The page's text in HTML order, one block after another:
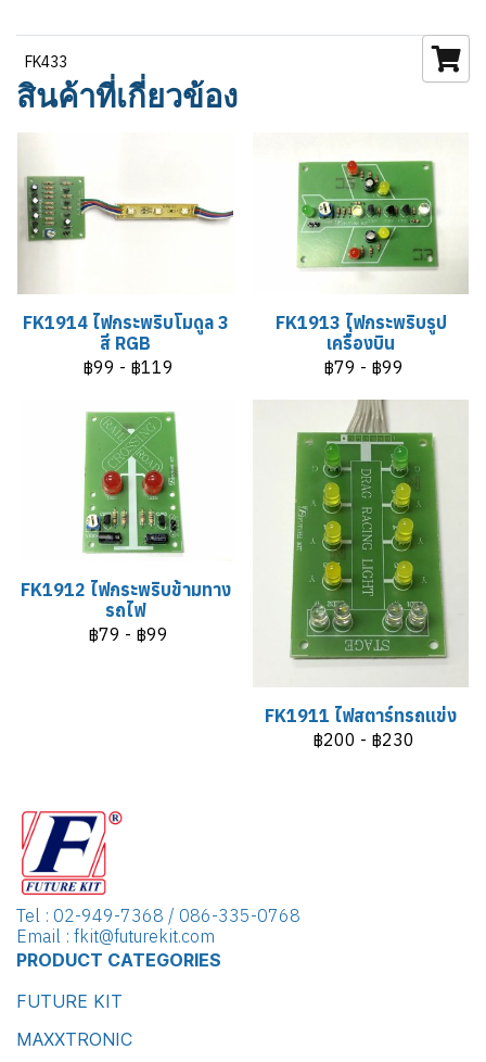
FK433
สินค้าที่เกี่ยวข้อง
FK1914 ไฟกระพริบโมดูล 3
สี RGB
฿99 - ฿119
FK1913 ไฟกระพริบรูป
เครื่องบิน
฿79 - ฿99
FK1912 ไฟกระพริบข้ามทาง
รถไฟ
฿79 - ฿99
FK1911 ไฟสตาร์ทรถแข่ง
฿200 - ฿230
Tel : 02-949-7368 / 086-335-0768
Email : fkit@futurekit.com
PRODUCT CATEGORIES
FUTURE KIT
MAXXTRONIC